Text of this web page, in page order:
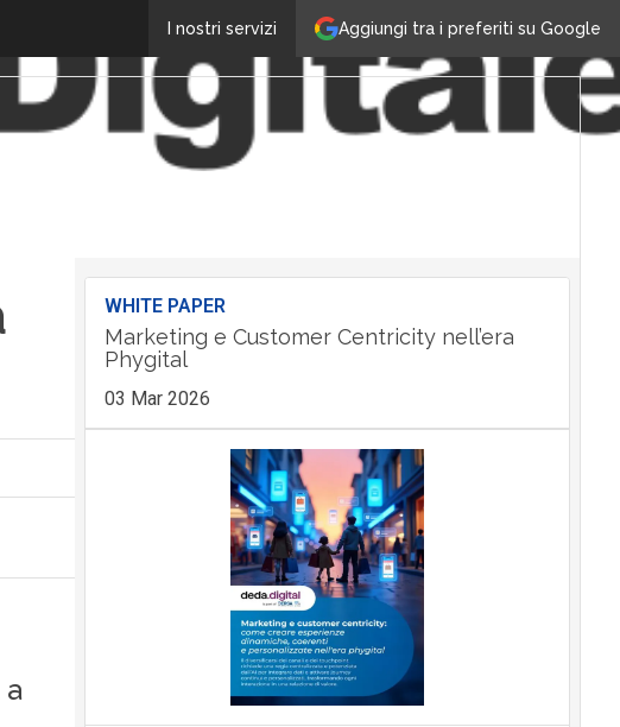
Aggiungi tra i preferiti su Google
I nostri servizi
WHITE PAPER
Marketing e Customer Centricity nell’era
Phygital
03 Mar 2026